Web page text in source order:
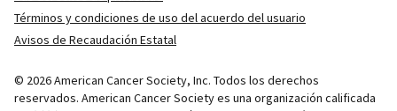
Términos y condiciones de uso del acuerdo del usuario
Avisos de Recaudación Estatal
© 2026 American Cancer Society, Inc. Todos los derechos
reservados. American Cancer Society es una organización calificada